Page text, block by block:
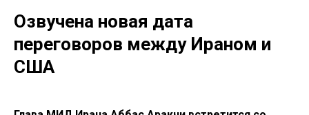
Озвучена новая дата
переговоров между Ираном и
США